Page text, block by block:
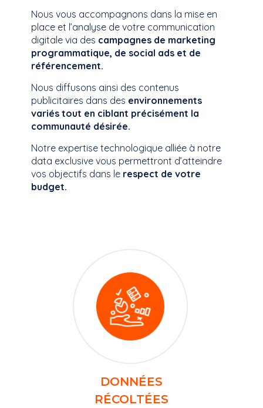
Nous vous accompagnons dans la mise en
place et l’analyse de votre communication
digitale via des campagnes de marketing
programmatique, de social ads et de
référencement.
Nous diffusons ainsi des contenus
publicitaires dans des environnements
variés tout en ciblant précisément la
communauté désirée.
Notre expertise technologique alliée à notre
data exclusive vous permettront d’atteindre
vos objectifs dans le respect de votre
budget.
DONNÉES​
RÉCOLTÉES​